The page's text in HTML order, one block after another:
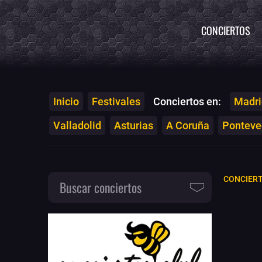
CONCIERTOS
Inicio Festivales Conciertos en:
Valladolid
Asturias A Coruña
Buscar conciertos